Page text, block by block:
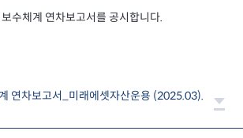
수체계 연차보고서를 공시합니다.
연차보고서_미래에셋자산운용 (2025.03).